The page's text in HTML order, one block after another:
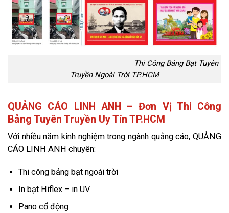
Thi Công Bảng Bạt Tuyên
Truyền Ngoài Trời TP.HCM
QUẢNG CÁO LINH ANH – Đơn Vị Thi Công
Bảng Tuyên Truyền Uy Tín TP.HCM
Với nhiều năm kinh nghiệm trong ngành quảng cáo, QUẢNG
CÁO LINH ANH chuyên:
Thi công bảng bạt ngoài trời
In bạt Hiflex – in UV
Pano cổ động